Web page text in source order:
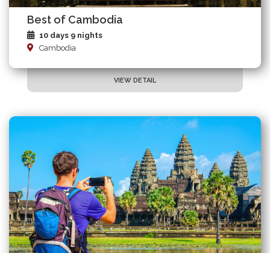
Best of Cambodia
10 days 9 nights
Cambodia
VIEW DETAIL